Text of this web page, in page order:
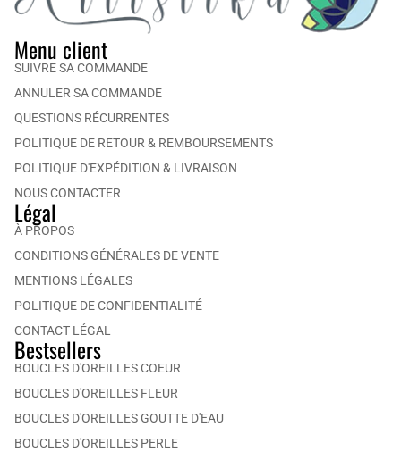
Menu client
SUIVRE SA COMMANDE
ANNULER SA COMMANDE
QUESTIONS RÉCURRENTES
POLITIQUE DE RETOUR & REMBOURSEMENTS
POLITIQUE D'EXPÉDITION & LIVRAISON
NOUS CONTACTER
Légal
À PROPOS
CONDITIONS GÉNÉRALES DE VENTE
MENTIONS LÉGALES
POLITIQUE DE CONFIDENTIALITÉ
CONTACT LÉGAL
Bestsellers
BOUCLES D'OREILLES COEUR
BOUCLES D'OREILLES FLEUR
BOUCLES D'OREILLES GOUTTE D'EAU
BOUCLES D'OREILLES PERLE